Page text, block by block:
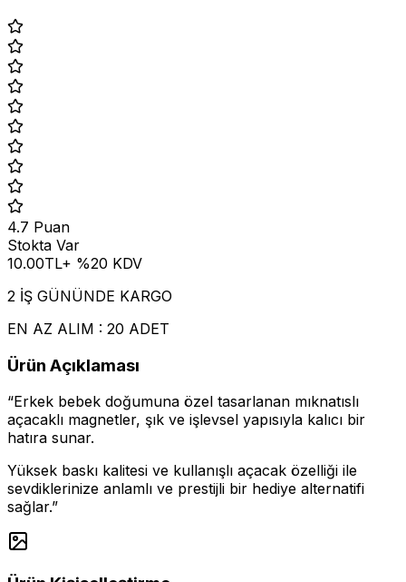
4.7 Puan
Stokta Var
10.00TL+ %20 KDV
2 İŞ GÜNÜNDE KARGO
EN AZ ALIM : 20 ADET
Ürün Açıklaması
“Erkek bebek doğumuna özel tasarlanan mıknatıslı
açacaklı magnetler, şık ve işlevsel yapısıyla kalıcı bir
hatıra sunar.
Yüksek baskı kalitesi ve kullanışlı açacak özelliği ile
sevdiklerinize anlamlı ve prestijli bir hediye alternatifi
sağlar.”